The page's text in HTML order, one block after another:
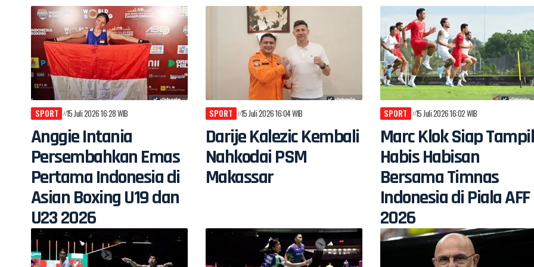
SPORT 15 Juli 2026 16:28 WIB
Anggie Intania
Persembahkan Emas
Pertama Indonesia di
Asian Boxing U19 dan
U23 2026
SPORT 15 Juli 2026 16:04 WIB
Darije Kalezic Kembali
Nahkodai PSM
Makassar
SPORT 15 Juli 2026 16:02 WIB
Marc Klok Siap Tampil
Habis Habisan
Bersama Timnas
Indonesia di Piala AFF
2026